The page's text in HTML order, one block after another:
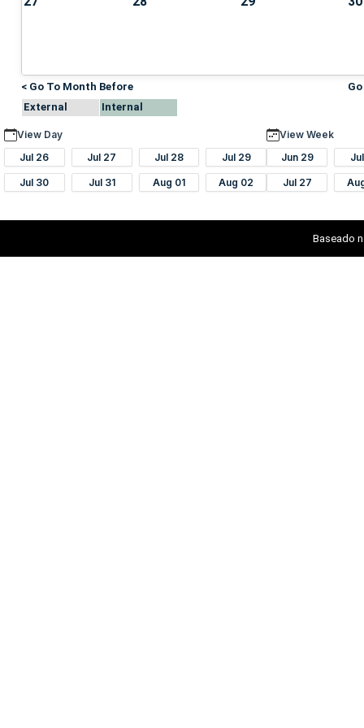
< Go To Month Before
External
Internal
View Day
Jul 26
Jul 27 Jul 28 Jul 29
Jul 30 Jul 31 Aug 01 Aug 02
View Week
Jun 29
Jul 27
Baseado